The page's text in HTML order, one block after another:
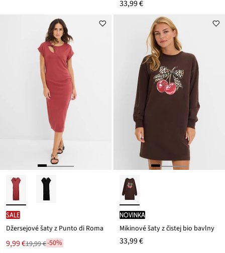
33,99 €
SALE
Džersejové šaty z Punto di Roma
Nová
9,99 €
Zľava19,99 €-50%
novinka
Mikinové šaty z čistej bio bavlny
33,99 €